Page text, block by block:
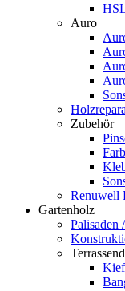
Auro
Zubehör
Renuwell
Gartenholz
Palisaden